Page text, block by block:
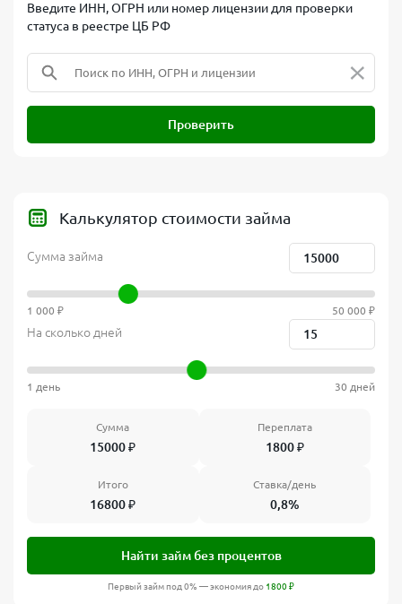
Введите ИНН, ОГРН или номер лицензии для проверки
статуса в реестре ЦБ РФ
Проверить
×
Калькулятор стоимости займа
Сумма займа
1 000 ₽ 50 000 ₽
На сколько дней
1 день 30 дней
Сумма
15000₽
Переплата
1800₽
Итого
16800₽
Ставка/день
0,8%
Найти займ без процентов
Первый займ под 0% — экономия до 1800₽